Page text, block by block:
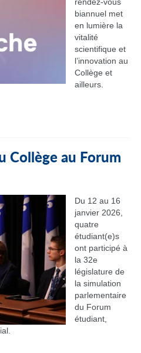
biannuel met
en lumière la
vitalité
scientifique et
l’innovation au
Collège et
ailleurs.
Collège au Forum
Du 12 au 16
janvier 2026,
quatre
étudiant(e)s
ont participé à
la 32e
législature de
la simulation
parlementaire
du Forum
étudiant,